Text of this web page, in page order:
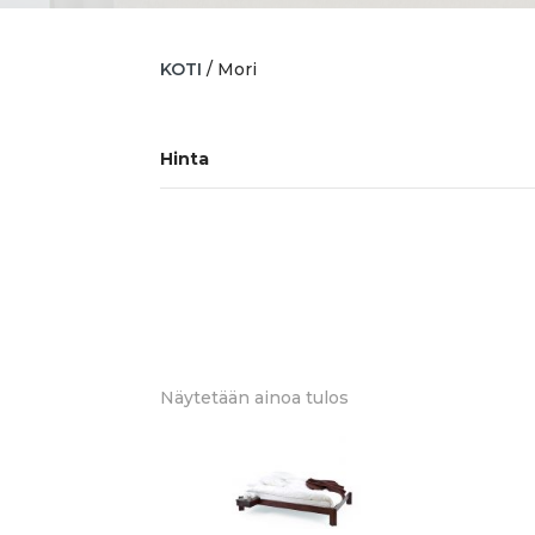
KOTI / Mori
Hinta
Näytetään ainoa tulos